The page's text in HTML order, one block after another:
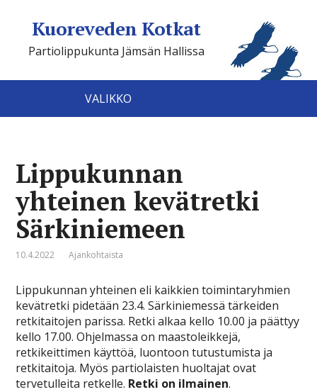
Kuoreveden Kotkat
Partiolippukunta Jämsän Hallissa
VALIKKO
Lippukunnan
yhteinen kevätretki
Särkiniemeen
10.4.2022 Ajankohtaista
Lippukunnan yhteinen eli kaikkien toimintaryhmien
kevätretki pidetään 23.4. Särkiniemessä tärkeiden
retkitaitojen parissa. Retki alkaa kello 10.00 ja päättyy
kello 17.00. Ohjelmassa on maastoleikkejä,
retkikeittimen käyttöä, luontoon tutustumista ja
retkitaitoja. Myös partiolaisten huoltajat ovat
tervetulleita retkelle. Retki on ilmainen.